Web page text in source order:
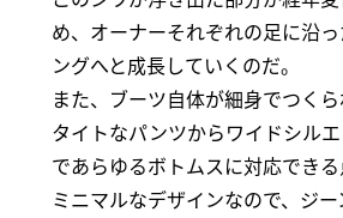
め、オーナーそれぞれの足に沿
ングへと成長していくのだ。
また、ブーツ自体が細身でつくら
タイトなパンツからワイドシル
であらゆるボトムスに対応できる
ミニマルなデザインなので、ジ